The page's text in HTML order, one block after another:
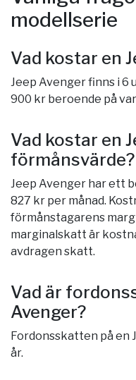
modellserie
Vad kostar en
Jeep Avenger finns i
900 kr beroende på
Vad kostar en
förmånsvärde?
Jeep Avenger har ett
827 kr per månad.
förmånstagarens
marginalskatt är
avdragen skatt.
Vad är
Avenger?
Fordonsskatten på en
år.